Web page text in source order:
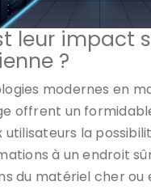
leur impact
?
modernes en
offrent un
la
à un endroit
du matériel cher ou